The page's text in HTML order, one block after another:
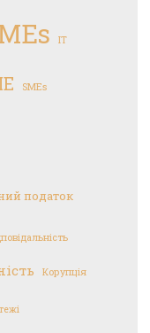
IT
SMEs
податок
Корупція